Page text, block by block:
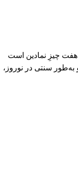
چیزِ نمادین است
سنتی در نوروز،